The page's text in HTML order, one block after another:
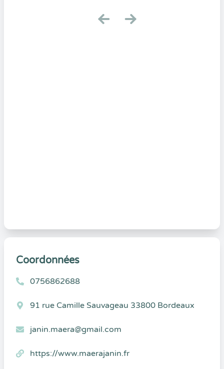
Coordonnées
0756862688
91 rue Camille Sauvageau 33800 Bordeaux
janin.maera@gmail.com
https://www.maerajanin.fr